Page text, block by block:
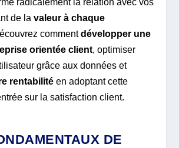
de lavaleur à chaque
commentdévelopper une
orientée client, optimiser
grâce aux données et
rentabilité en adoptant cette
sur la satisfaction client.
DE